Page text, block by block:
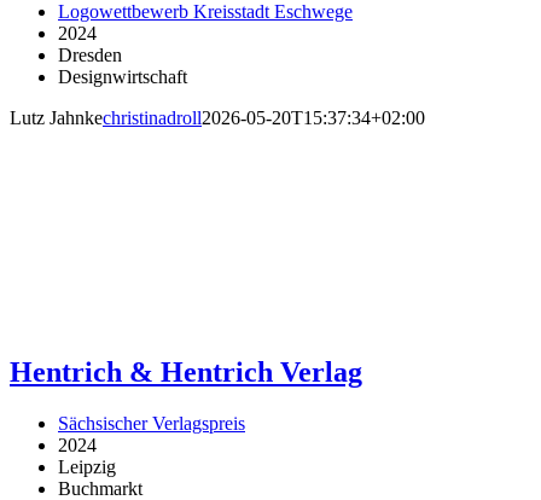
Logowettbewerb Kreisstadt Eschwege
2024
Dresden
Designwirtschaft
Lutz Jahnkechristinadroll2026-05-20T15:37:34+02:00
Hentrich & Hentrich Verlag
Sächsischer Verlagspreis
2024
Leipzig
Buchmarkt